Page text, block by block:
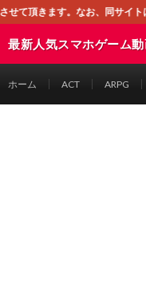
お、同サイトはGoogleアド
最新人気スマホゲーム
ホーム ACT ARPG